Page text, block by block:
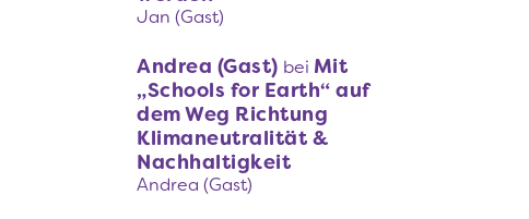
Jan (Gast)
Andrea (Gast) bei Mit
„Schools for Earth“ auf
dem Weg Richtung
Klimaneutralität &
Nachhaltigkeit
Andrea (Gast)